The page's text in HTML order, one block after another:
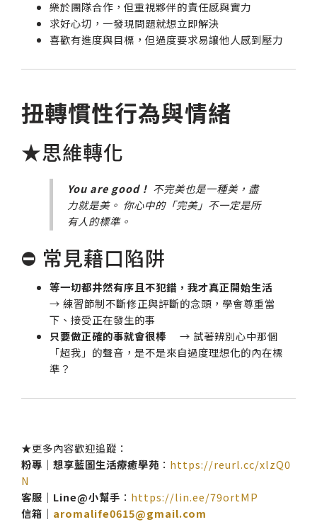
樂於團隊合作，但重視夥伴的責任感與實力
求好心切，一發現問題就想立即解決
喜歡有進度與目標，但過度要求易讓他人感到壓力
扭轉慣性行為與情緒
★思維轉化
You are good！ 不完美也是一種美，盡
力就是美。 你心中的「完美」不一定是所
有人的標準。
⛔ 常見藉口陷阱
等一切都井然有序且不犯錯，我才真正開始生活
→ 練習節制不斷修正與評斷的念頭，學會尊重當
下、接受正在發生的事
只要做正確的事就會很棒 → 試著辨別心中那個
「超我」的聲音，是不是來自過度理想化的內在標
準？
★更多內容歡迎追蹤：
粉專｜想享藍圖生活療癒學苑 ： https://reurl.cc/xlzQ0
N
客服｜Line@小幫手 ： https://lin.ee/79ortMP
信箱｜ aromalife0615@gmail.com